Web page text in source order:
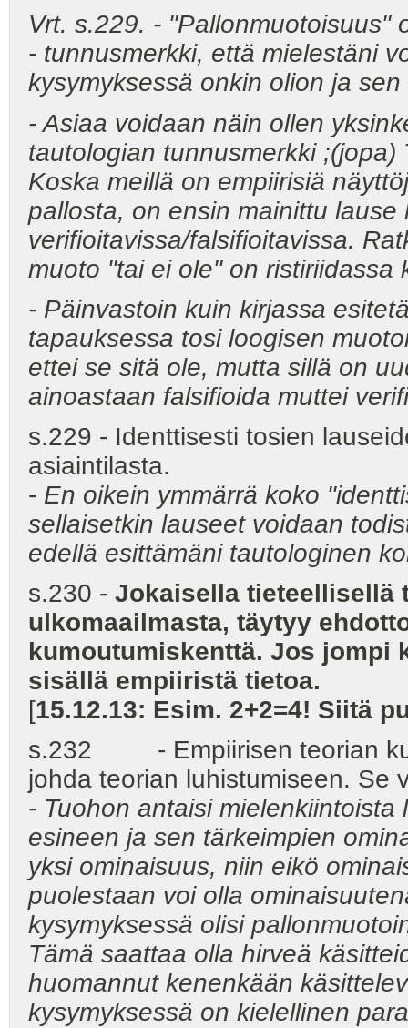
Vrt. s.229. - "Pallonmuotoisuus"
- tunnusmerkki, että mielestäni
kysymyksessä onkin olion ja
- Asiaa voidaan näin ollen
tautologian tunnusmerkki
Koska meillä on empiirisiä
pallosta, on ensin mainittu
verifioitavissa/falsifioitavissa.
muoto "tai ei ole" on ristiriidassa
- Päinvastoin kuin kirjassa
tapauksessa tosi loogisen
ettei se sitä ole, mutta sillä on
ainoastaan falsifioida muttei
s.229 - Identtisesti tosien
asiaintilasta.
- En oikein ymmärrä koko
sellaisetkin lauseet voidaan
edellä esittämäni
s.230 - Jokaisella tieteellisellä
ulkomaailmasta, täytyy
kumoutumiskenttä. Jos jompi
sisällä empiiristä tietoa.
[15.12.13: Esim. 2+2=4! Siitä
s.232 - Empiirisen teorian
johda teorian luhistumiseen.
- Tuohon antaisi
esineen ja sen tärkeimpien
yksi ominaisuus, niin eikö
puolestaan voi olla
kysymyksessä olisi
Tämä saattaa olla hirveä
huomannut kenenkään
kysymyksessä on kielellinen